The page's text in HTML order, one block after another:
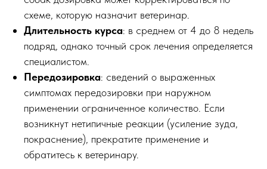
схеме, которую назначит ветеринар.
Длительность курса: в среднем от 4 до 8 недель
подряд, однако точный срок лечения определяется
специалистом.
Передозировка: сведений о выраженных
симптомах передозировки при наружном
применении ограниченное количество. Если
возникнут нетипичные реакции (усиление зуда,
покраснение), прекратите применение и
обратитесь к ветеринару.